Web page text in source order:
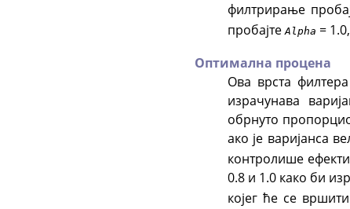
филтрирање
пробајтеAlpha = 1.0,
Оптимална процена
Ова врста
израчунава
обрнуто
ако је варијанса
контролише
0.8 и 1.0 како би
којег ће се